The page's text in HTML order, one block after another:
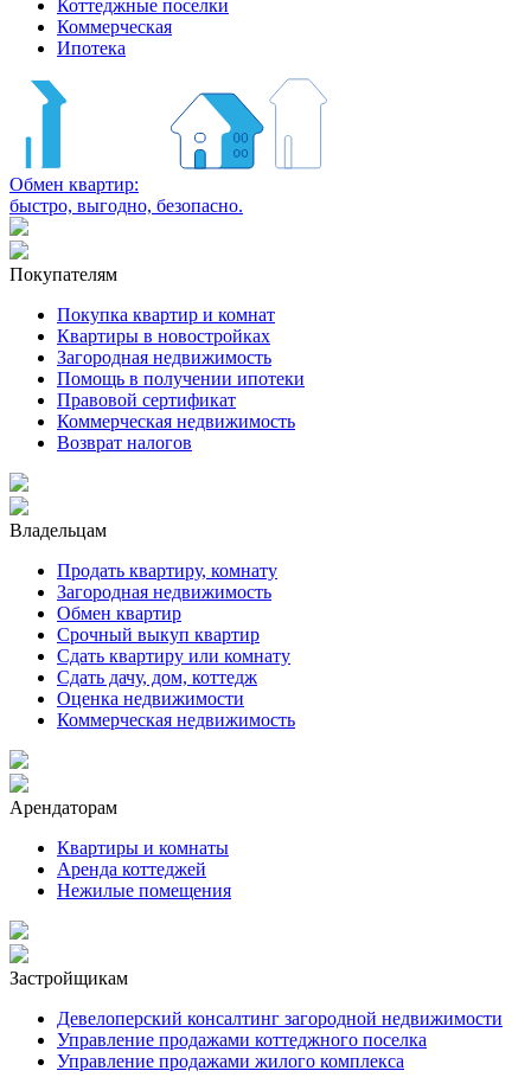
Коттеджные поселки
Коммерческая
Ипотека
Обмен квартир:
быстро, выгодно, безопасно.
Покупателям
Покупка квартир и комнат
Квартиры в новостройках
Загородная недвижимость
Помощь в получении ипотеки
Правовой сертификат
Коммерческая недвижимость
Возврат налогов
Владельцам
Продать квартиру, комнату
Загородная недвижимость
Обмен квартир
Срочный выкуп квартир
Сдать квартиру или комнату
Сдать дачу, дом, коттедж
Оценка недвижимости
Коммерческая недвижимость
Арендаторам
Квартиры и комнаты
Аренда коттеджей
Нежилые помещения
Застройщикам
Девелоперский консалтинг загородной недвижимости
Управление продажами коттеджного поселка
Управление продажами жилого комплекса